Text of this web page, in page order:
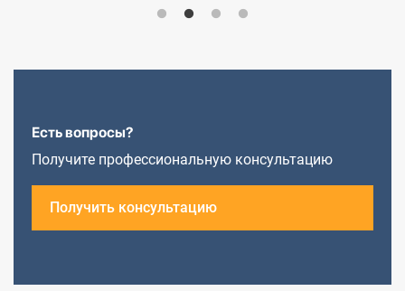
Есть вопросы?
Получите профессиональную консультацию
Получить консультацию